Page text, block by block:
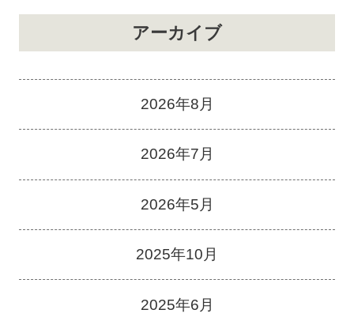
アーカイブ
2026年8月
2026年7月
2026年5月
2025年10月
2025年6月